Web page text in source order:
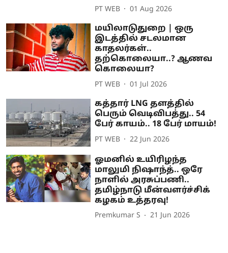
PT WEB 01 Aug 2026
மயிலாடுதுறை | ஒரு
இடத்தில் சடலமான
காதலர்கள்..
தற்கொலையா..? ஆணவ
கொலையா?
PT WEB 01 Jul 2026
கத்தார் LNG தளத்தில்
பெரும் வெடிவிபத்து.. 54
பேர் காயம்.. 18 பேர் மாயம்!
PT WEB 22 Jun 2026
ஓமனில் உயிரிழந்த
மாலுமி நிஷாந்த்.. ஒரே
நாளில் அரசுப்பணி..
தமிழ்நாடு மீன்வளர்ச்சிக்
கழகம் உத்தரவு!
Premkumar S 21 Jun 2026